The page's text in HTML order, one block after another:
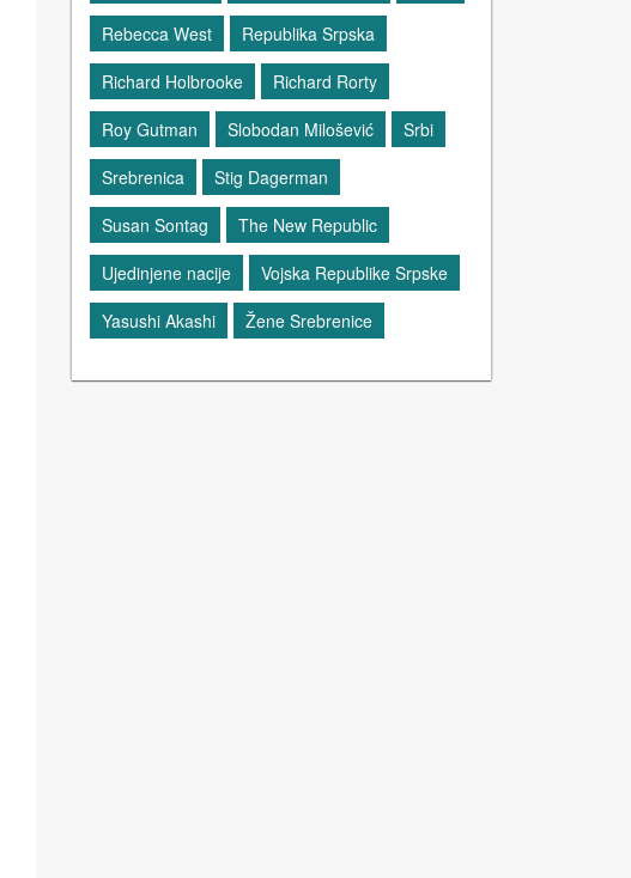
Rebecca West
Republika Srpska
Richard Holbrooke
Richard Rorty
Roy Gutman
Slobodan Milošević
Srbi
Srebrenica
Stig Dagerman
Susan Sontag
The New Republic
Ujedinjene nacije
Vojska Republike Srpske
Yasushi Akashi
Žene Srebrenice